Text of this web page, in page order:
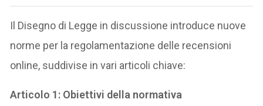
Il Disegno di Legge in discussione introduce nuove
norme per la regolamentazione delle recensioni
online, suddivise in vari articoli chiave:
Articolo 1: Obiettivi della normativa